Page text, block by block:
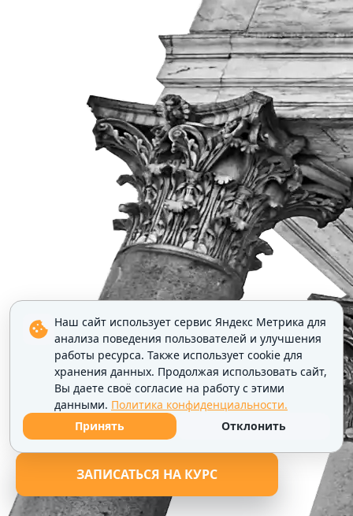
ЗАПИСАТЬСЯ НА КУРС
Наш сайт использует сервис Яндекс Метрика для
анализа поведения пользователей и улучшения
работы ресурса. Также использует cookie для
хранения данных. Продолжая использовать сайт,
Вы даете своё согласие на работу с этими
данными. Политика конфиденциальности.
Принять
Отклонить